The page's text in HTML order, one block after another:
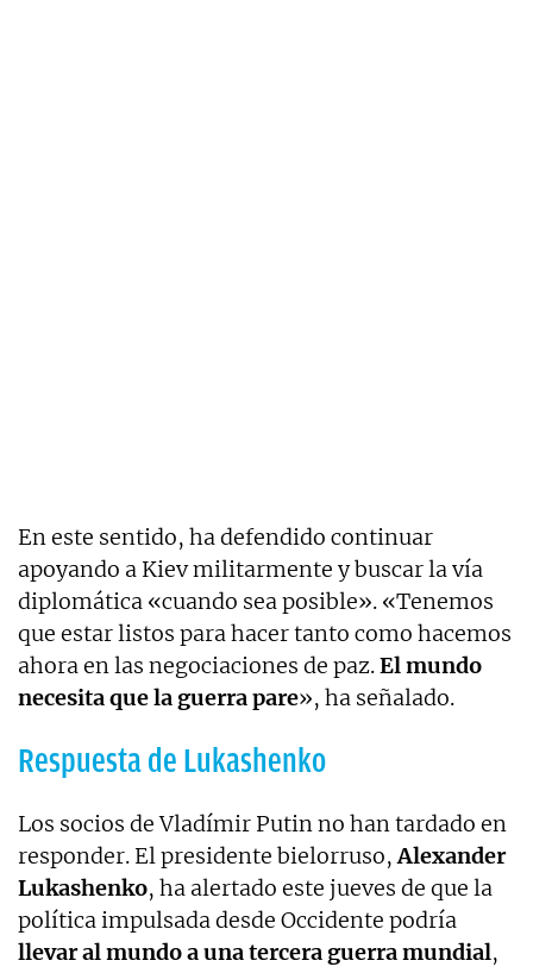
En este sentido, ha defendido continuar
apoyando a Kiev militarmente y buscar la vía
diplomática «cuando sea posible». «Tenemos
que estar listos para hacer tanto como hacemos
ahora en las negociaciones de paz.El mundo
necesita que la guerra pare», ha señalado.
Respuesta de Lukashenko
Los socios de Vladímir Putin no han tardado en
responder. El presidente bielorruso,Alexander
Lukashenko, ha alertado este jueves de que la
política impulsada desde Occidente podría
llevar al mundo a una tercera guerra mundial,